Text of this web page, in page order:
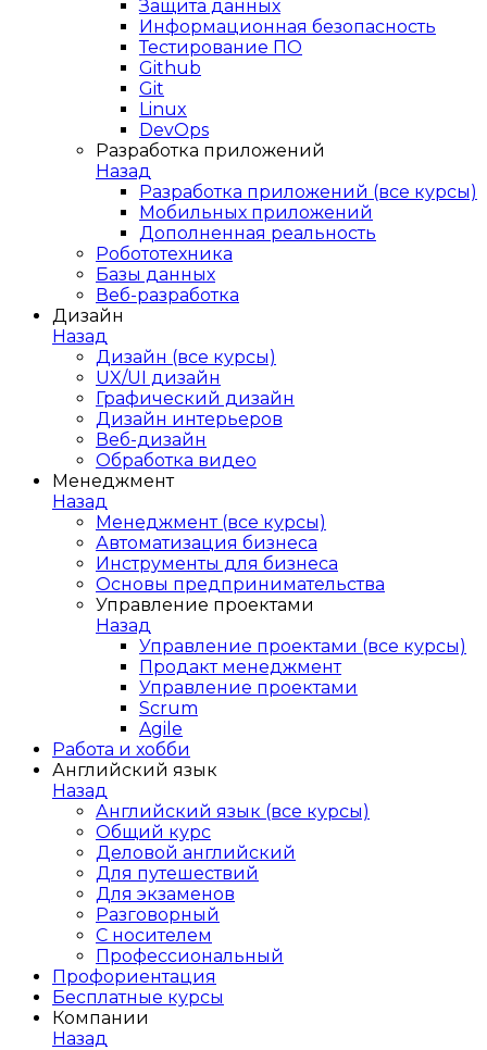
Защита данных
Информационная безопасность
Тестирование ПО
Github
Git
Linux
DevOps
Разработка приложений
Назад
Разработка приложений (все курсы)
Мобильных приложений
Дополненная реальность
Робототехника
Базы данных
Веб-разработка
Дизайн
Назад
Дизайн (все курсы)
UX/UI дизайн
Графический дизайн
Дизайн интерьеров
Веб-дизайн
Обработка видео
Менеджмент
Назад
Менеджмент (все курсы)
Автоматизация бизнеса
Инструменты для бизнеса
Основы предпринимательства
Управление проектами
Назад
Управление проектами (все курсы)
Продакт менеджмент
Управление проектами
Scrum
Agile
Работа и хобби
Английский язык
Назад
Английский язык (все курсы)
Общий курс
Деловой английский
Для путешествий
Для экзаменов
Разговорный
С носителем
Профессиональный
Профориентация
Бесплатные курсы
Компании
Назад